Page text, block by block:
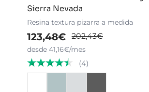
Sierra Nevada
Resina textura pizarra a medida
123,48€ 202,43€
desde 41,16€/mes
(4)